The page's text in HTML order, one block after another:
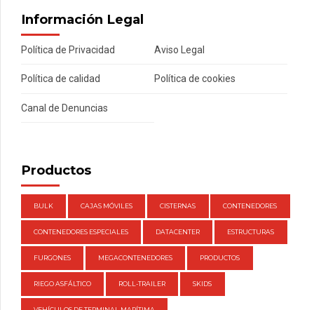
Información Legal
Política de Privacidad Aviso Legal
Política de calidad Política de cookies
Canal de Denuncias
Productos
BULK CAJAS MÓVILES CISTERNAS CONTENEDORES
CONTENEDORES ESPECIALES DATACENTER ESTRUCTURAS
FURGONES MEGACONTENEDORES PRODUCTOS
RIEGO ASFÁLTICO ROLL-TRAILER SKIDS